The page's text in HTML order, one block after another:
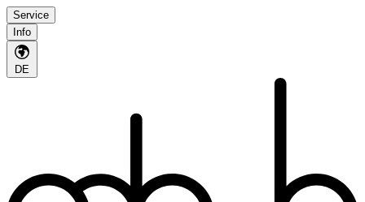
Service
Info
DE